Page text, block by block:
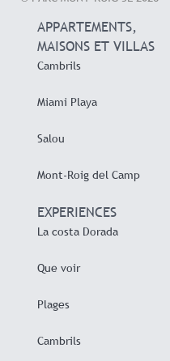
APPARTEMENTS,
MAISONS ET VILLAS
Cambrils
Miami Playa
Salou
Mont-Roig del Camp
EXPERIENCES
La costa Dorada
Que voir
Plages
Cambrils